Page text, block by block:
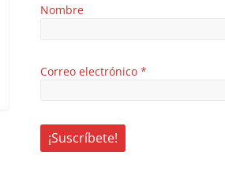
Nombre
Correo electrónico *